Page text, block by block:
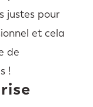
justes pour
et cela
de
!